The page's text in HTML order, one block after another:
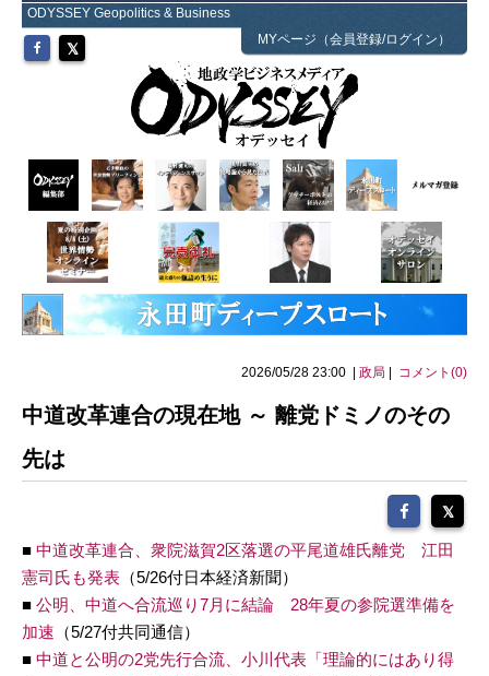
ODYSSEY Geopolitics & Business
MYページ（会員登録/ログイン）
2026/05/28 23:00 | 政局 コメント(0)
中道改革連合の現在地 ～ 離党ドミノのその
先は
■ 中道改革連合、衆院滋賀2区落選の平尾道雄氏離党 江田
憲司氏も発表 （5/26付日本経済新聞）
■ 公明、中道へ合流巡り7月に結論 28年夏の参院選準備を
加速 （5/27付共同通信）
■ 中道と公明の2党先行合流、小川代表「理論的にはあり得